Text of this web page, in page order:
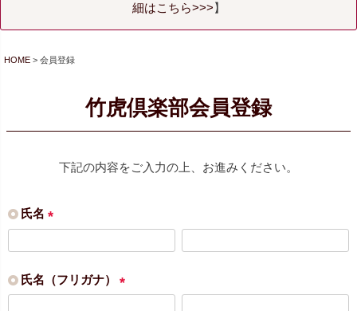
細はこちら>>> 】
HOME 会員登録
竹虎倶楽部会員登録
下記の内容をご入力の上、お進みください。
氏名
必
氏名（フリガナ）